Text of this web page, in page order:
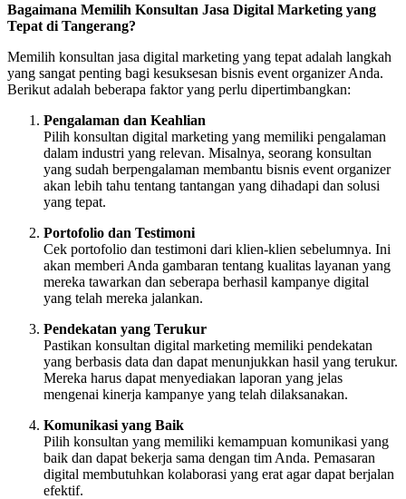
Bagaimana Memilih Konsultan Jasa Digital Marketing yang
Tepat di Tangerang?
Memilih konsultan jasa digital marketing yang tepat adalah langkah
yang sangat penting bagi kesuksesan bisnis event organizer Anda.
Berikut adalah beberapa faktor yang perlu dipertimbangkan:
Pengalaman dan Keahlian
Pilih konsultan digital marketing yang memiliki pengalaman
dalam industri yang relevan. Misalnya, seorang konsultan
yang sudah berpengalaman membantu bisnis event organizer
akan lebih tahu tentang tantangan yang dihadapi dan solusi
yang tepat.
Portofolio dan Testimoni
Cek portofolio dan testimoni dari klien-klien sebelumnya. Ini
akan memberi Anda gambaran tentang kualitas layanan yang
mereka tawarkan dan seberapa berhasil kampanye digital
yang telah mereka jalankan.
Pendekatan yang Terukur
Pastikan konsultan digital marketing memiliki pendekatan
yang berbasis data dan dapat menunjukkan hasil yang terukur.
Mereka harus dapat menyediakan laporan yang jelas
mengenai kinerja kampanye yang telah dilaksanakan.
Komunikasi yang Baik
Pilih konsultan yang memiliki kemampuan komunikasi yang
baik dan dapat bekerja sama dengan tim Anda. Pemasaran
digital membutuhkan kolaborasi yang erat agar dapat berjalan
efektif.